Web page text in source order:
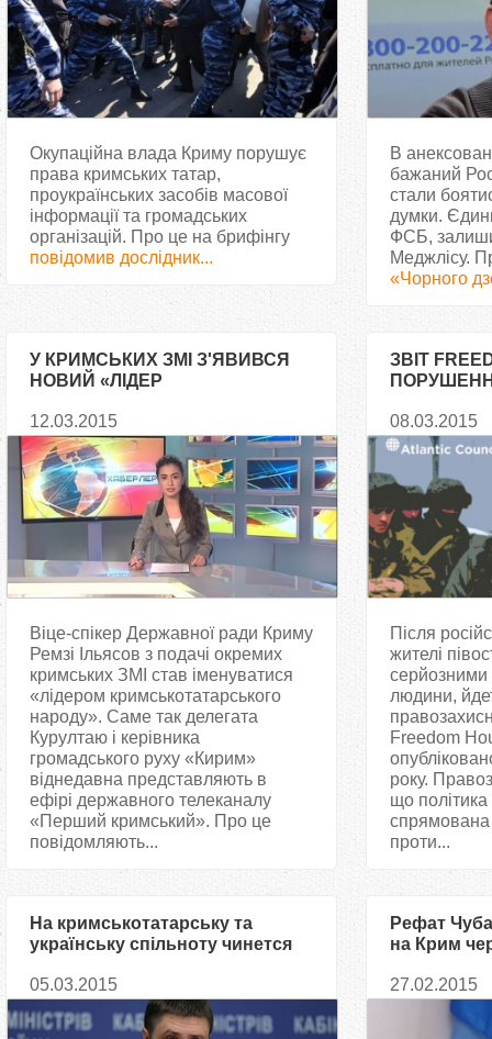
Окупаційна влада Криму порушує
права кримських татар,
проукраїнських засобів масової
інформації та громадських
організацій. Про це на брифінгу
повідомив дослідник...
В
бажаний
стали
думки.
ФСБ,
Меджлісу.
«Чорного
У КРИМСЬКИХ ЗМІ З'ЯВИВСЯ
НОВИЙ «ЛІДЕР
НАРОДУ»
12.03.2015
Віце-спікер Державної ради Криму
Ремзі Ільясов з подачі окремих
кримських ЗМІ став іменуватися
«лідером кримськотатарського
народу». Саме так делегата
Курултаю і керівника
громадського руху «Кирим»
віднедавна представляють в
ефірі державного телеканалу
«Перший кримський». Про це
повідомляють...
ЗВІТ
08.03.2015
Після
жителі
людини,
Freedom
року.
що політика
проти...
На кримськотатарську та
українську спільноту чинется
05.03.2015
Рефат
на Крим
27.02.2015